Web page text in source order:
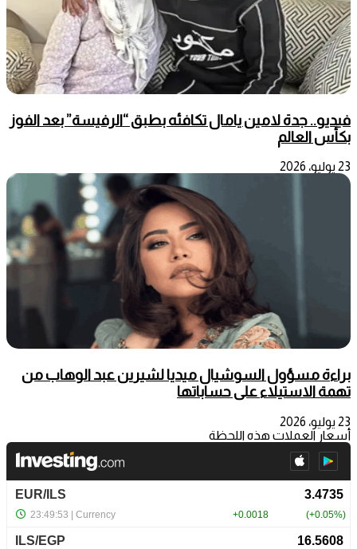
فيديو.. جدة لامين يامال تكافئه بطبق “الرفيسة” بعد الفوز
بكأس العالم
23 يوليو، 2026
براءة مسؤول السوشيال ميديا لشيرين عبد الوهاب من
تهمة الاستيلاء على حساباتها
23 يوليو، 2026
أسعار العملات هذه اللحظة